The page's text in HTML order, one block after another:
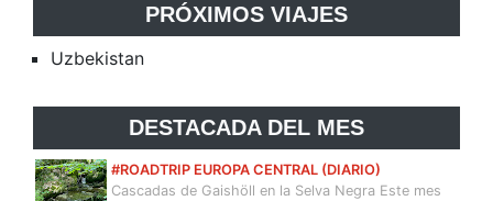
PRÓXIMOS VIAJES
Uzbekistan
DESTACADA DEL MES
#ROADTRIP EUROPA CENTRAL (DIARIO)
Cascadas de Gaishöll en la Selva Negra Este mes